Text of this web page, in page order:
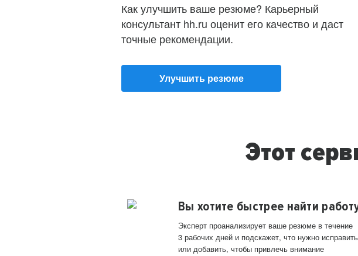
Как улучшить ваше резюме? Карьерный
консультант hh.ru оценит его качество и даст
точные рекомендации.
Улучшить резюме
Этот
Вы хотите быстрее найти
Эксперт проанализирует ваше резюме в течение
3 рабочих дней и подскажет, что нужно исправить
или добавить, чтобы привлечь внимание